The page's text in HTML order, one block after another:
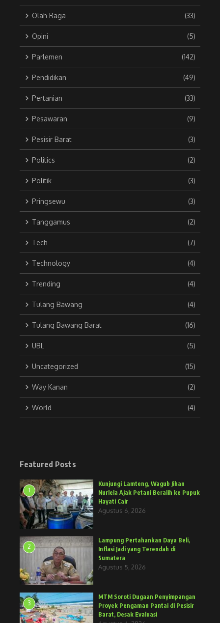
Olah Raga (33)
Opini (5)
Parlemen (142)
Pendidikan (49)
Pertanian (33)
Pesawaran (9)
Pesisir Barat (3)
Politics (2)
Politik (3)
Pringsewu (3)
Tanggamus (2)
Tech (7)
Technology (4)
Trending (4)
Tulang Bawang (4)
Tulang Bawang Barat (16)
UBL (5)
Uncategorized (15)
Way Kanan (2)
World (4)
Featured Posts
1
Kunjungi Lamteng, Wagub Jihan
Nurlela Ajak Petani Beralih ke Pupuk
Hayati Cair
Agustus 6, 2026
2
Lampung Pertahankan Daya Beli,
Inflasi Jadi yang Terendah di
Sumatera
Agustus 5, 2026
3
MTM Soroti Dugaan Penyimpangan
Proyek Pengaman Pantai di Pesisir
Barat, Desak Evaluasi